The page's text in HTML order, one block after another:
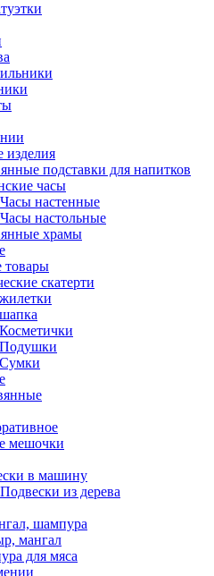
изделия
подставки для напитков
часы
Часы настенные
Часы настольные
храмы
товары
скатерти
мешочки
в машину
Подвески из дерева
шампура
мангал
для мяса